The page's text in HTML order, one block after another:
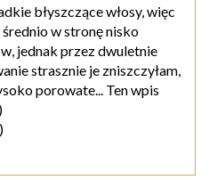
błyszczące włosy, więc
średnio w stronę nisko
jednak przez dwuletnie
strasznie je zniszczyłam,
porowate... Ten wpis